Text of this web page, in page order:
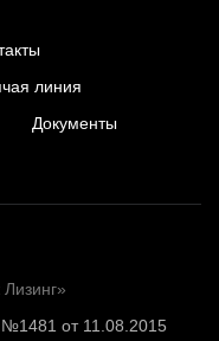
линия
Документы
№1481 от 11.08.2015